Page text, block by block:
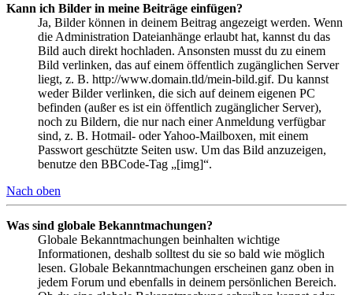
Kann ich Bilder in meine Beiträge einfügen?
Ja, Bilder können in deinem Beitrag angezeigt werden. Wenn
die Administration Dateianhänge erlaubt hat, kannst du das
Bild auch direkt hochladen. Ansonsten musst du zu einem
Bild verlinken, das auf einem öffentlich zugänglichen Server
liegt, z. B. http://www.domain.tld/mein-bild.gif. Du kannst
weder Bilder verlinken, die sich auf deinem eigenen PC
befinden (außer es ist ein öffentlich zugänglicher Server),
noch zu Bildern, die nur nach einer Anmeldung verfügbar
sind, z. B. Hotmail- oder Yahoo-Mailboxen, mit einem
Passwort geschützte Seiten usw. Um das Bild anzuzeigen,
benutze den BBCode-Tag „[img]“.
Nach oben
Was sind globale Bekanntmachungen?
Globale Bekanntmachungen beinhalten wichtige
Informationen, deshalb solltest du sie so bald wie möglich
lesen. Globale Bekanntmachungen erscheinen ganz oben in
jedem Forum und ebenfalls in deinem persönlichen Bereich.